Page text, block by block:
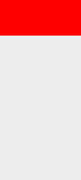
account_circle